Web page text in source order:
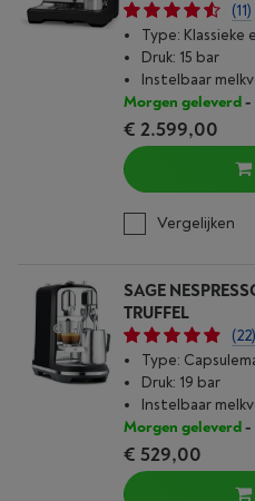
(11)
Type: Klassieke
Druk: 15 bar
Instelbaar
Morgen geleverd-
€ 2.599,00
Vergelijken
SAGE
TRUFFEL
(22)
Type:
Druk: 19 bar
Instelbaar
Morgen geleverd-
€ 529,00